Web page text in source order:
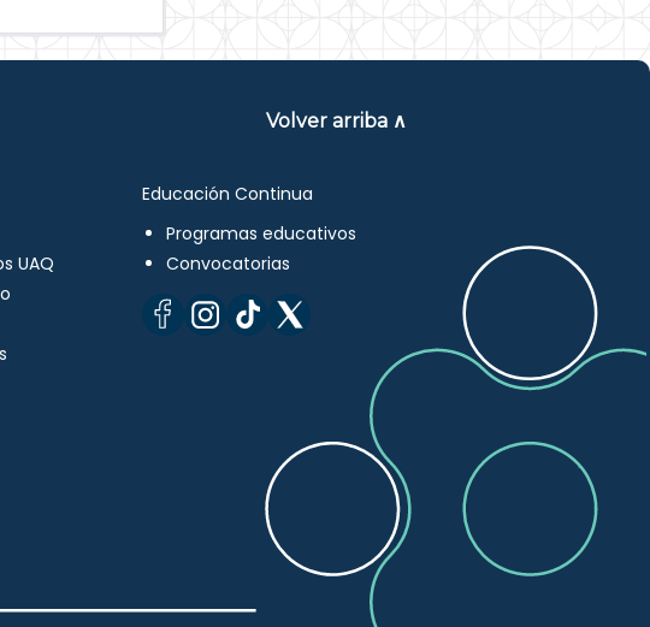
Volver arriba ∧
UAQ
Educación Continua
Programas educativos
Convocatorias